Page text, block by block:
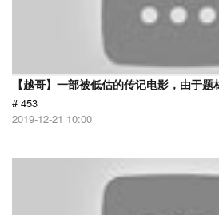
【越哥】一部被低估的传记电影，由于题
# 453
2019-12-21 10:00